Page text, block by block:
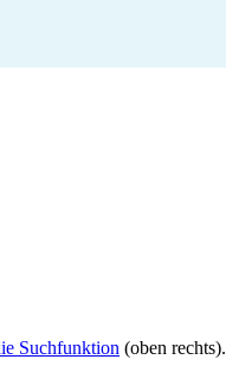
Suchfunktion (oben rechts).